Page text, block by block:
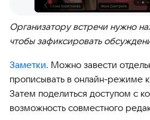
Организатору встречи нужно
чтобы зафиксировать
Заметки. Можно завести
прописывать в онлайн-режиме
Затем поделиться доступом с
возможность совместного